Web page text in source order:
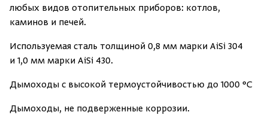
любых видов отопительных приборов: котлов,
каминов и печей.
Используемая сталь толщиной 0,8 мм марки AiSi 304
и 1,0 мм марки AiSi 430.
Дымоходы с высокой термоустойчивостью до 1000 °С
Дымоходы, не подверженные коррозии.